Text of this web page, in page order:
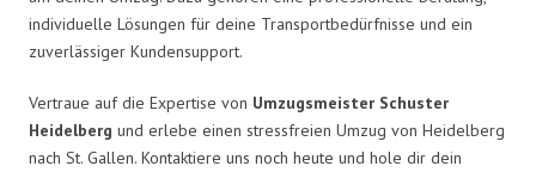
individuelle Lösungen für deine Transportbedürfnisse und ein
zuverlässiger Kundensupport.
Vertraue auf die Expertise von Umzugsmeister Schuster
Heidelberg und erlebe einen stressfreien Umzug von Heidelberg
nach St. Gallen. Kontaktiere uns noch heute und hole dir dein